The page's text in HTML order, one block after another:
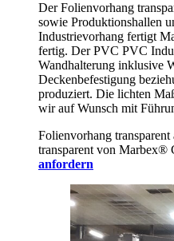
Der Folienvorhang
sowie Produktionshallen
Industrievorhang fertigt
fertig. Der PVC PVC
Wandhalterung inklusive
Deckenbefestigung
produziert. Die lichten
wir auf Wunsch mit
Folienvorhang
transparent von Marbex®
anfordern